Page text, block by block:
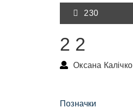
230
2 2
Оксана Калічко
Позначки